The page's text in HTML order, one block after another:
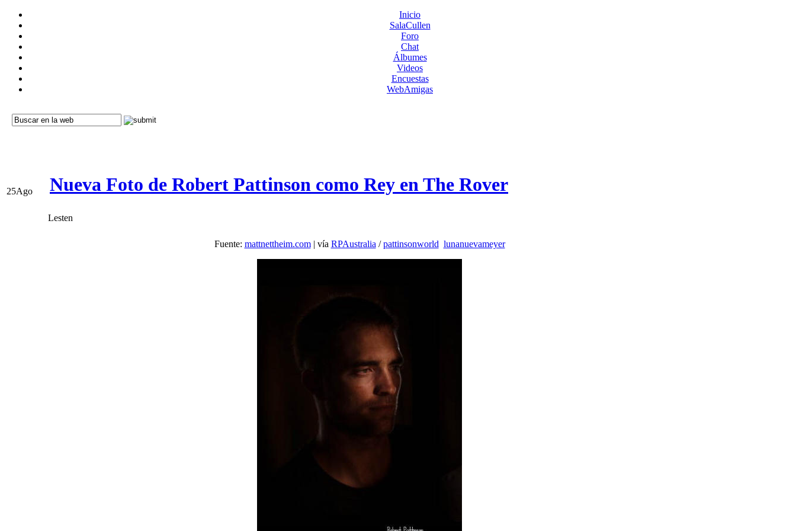
Inicio
SalaCullen
Foro
Chat
Álbumes
Videos
Encuestas
WebAmigas
25Ago Nueva Foto de Robert Pattinson como Rey en The Rover
Lesten
Fuente: mattnettheim.com| vía RPAustralia /pattinsonworld lunanuevameyer